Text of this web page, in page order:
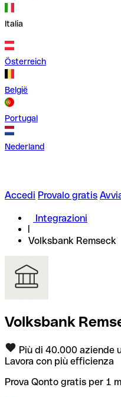
Italia
Österreich
België
Portugal
Nederland
Accedi Provalo gratis
Integrazioni
Volksbank Remseck
Volksbank
Più di 40.000 aziende
Lavora con più efficienza
Prova Qonto gratis per 1